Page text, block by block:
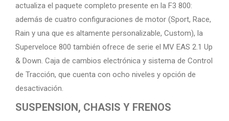
actualiza el paquete completo presente en la F3 800:
además de cuatro configuraciones de motor (Sport, Race,
Rain y una que es altamente personalizable, Custom), la
Superveloce 800 también ofrece de serie el MV EAS 2.1 Up
& Down. Caja de cambios electrónica y sistema de Control
de Tracción, que cuenta con ocho niveles y opción de
desactivación.
SUSPENSION, CHASIS Y FRENOS